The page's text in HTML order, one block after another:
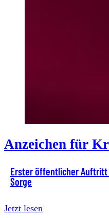
Anzeichen für
Erster öffentlicher Auftritt
Sorge
Jetzt lesen